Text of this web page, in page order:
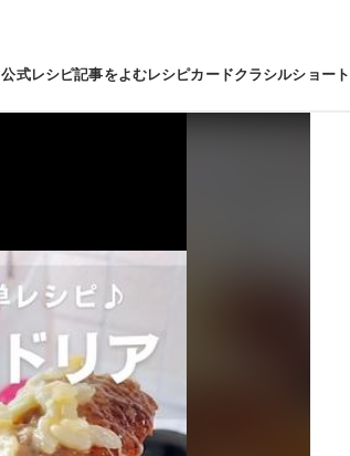
公式レシピ記事をよむレシピカードクラシルショート